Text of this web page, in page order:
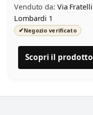
Venduto da: Via Fratelli
Lombardi 1
✔Negozio verificato
Scopri il prodotto